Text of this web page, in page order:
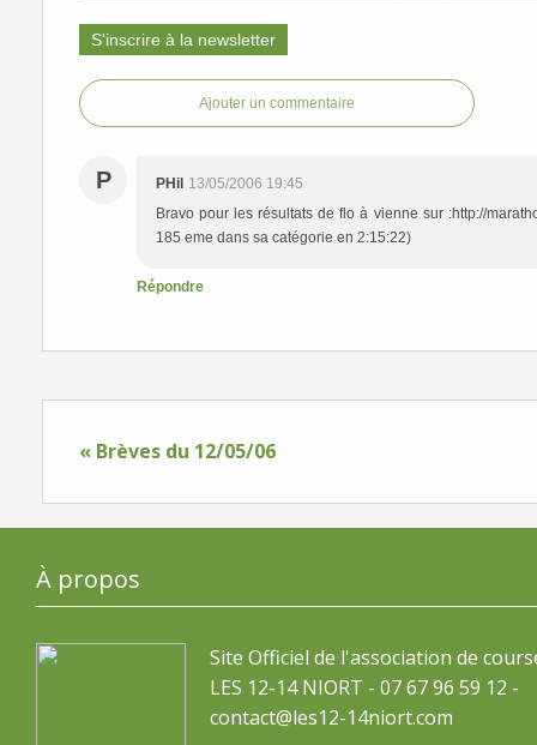
S'inscrire à la newsletter
Ajouter un commentaire
P PHil 13/05/2006 19:45
Bravo pour les résultats de flo à vienne sur :http://
185 eme dans sa catégorie en 2:15:22)
Répondre
« Brèves du 12/05/06
À propos
Site Officiel de l'association de
LES 12-14 NIORT - 07 67 96 59 12 -
contact@les12-14niort.com